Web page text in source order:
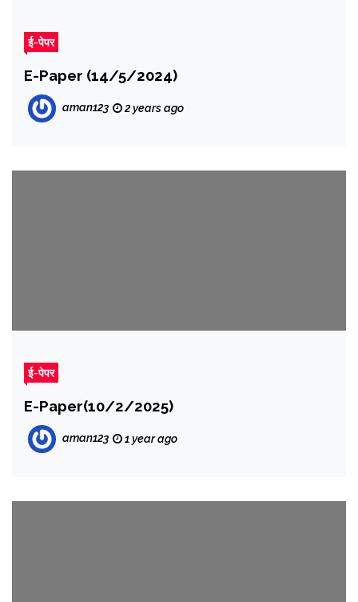
ई-पेपर
E-Paper (14/5/2024)
aman123 2 years ago
ई-पेपर
E-Paper(10/2/2025)
aman123 1 year ago